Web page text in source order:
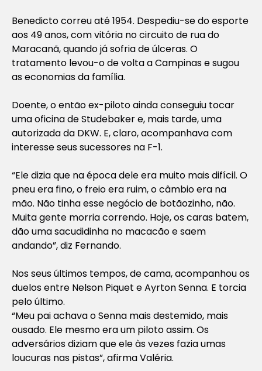
Benedicto correu até 1954. Despediu-se do esporte
aos 49 anos, com vitória no circuito de rua do
Maracanã, quando já sofria de úlceras. O
tratamento levou-o de volta a Campinas e sugou
as economias da família.
Doente, o então ex-piloto ainda conseguiu tocar
uma oficina de Studebaker e, mais tarde, uma
autorizada da DKW. E, claro, acompanhava com
interesse seus sucessores na F-1.
“Ele dizia que na época dele era muito mais difícil. O
pneu era fino, o freio era ruim, o câmbio era na
mão. Não tinha esse negócio de botãozinho, não.
Muita gente morria correndo. Hoje, os caras batem,
dão uma sacudidinha no macacão e saem
andando”, diz Fernando.
Nos seus últimos tempos, de cama, acompanhou os
duelos entre Nelson Piquet e Ayrton Senna. E torcia
pelo último.
“Meu pai achava o Senna mais destemido, mais
ousado. Ele mesmo era um piloto assim. Os
adversários diziam que ele às vezes fazia umas
loucuras nas pistas”, afirma Valéria.